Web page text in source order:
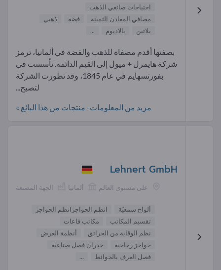
احتياجات صائغي الذهب
مصافي المعادن الثمينة
فضة
ذهبي
بلاتين
بالاديوم ...
بصفتها أقدم مصفاة للذهب والفضة في ألمانيا، ترمز
شركة هايمرل + ميول إلى القيم الدائمة. تأسست في
بفورتسهايم في عام 1845، وقد تطورت الشركة
لتصبح...
مزيد من المعلومات- منتجات من هذا البائع »
Lehnert GmbH
الجهة المصنعة ألمانيا على مستوى العالم
ألواح سمعيّة
انظم الحواجزانظم الحواجز
تقسيم المكاتب
مكاتب قاعات
نظم الوقاية من الحرائق
أنظمة العرض
حواجز زجاجية
جدران فصل صناعية
فصل الغرف بالحوائط
...